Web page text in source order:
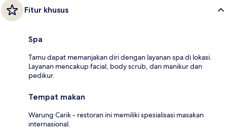
Fitur khusus
Spa
Tamu dapat memanjakan diri dengan layanan spa di lokasi.
Layanan mencakup facial, body scrub, dan manikur dan
pedikur.
Tempat makan
Warung Carik - restoran ini memiliki spesialisasi masakan
internasional.